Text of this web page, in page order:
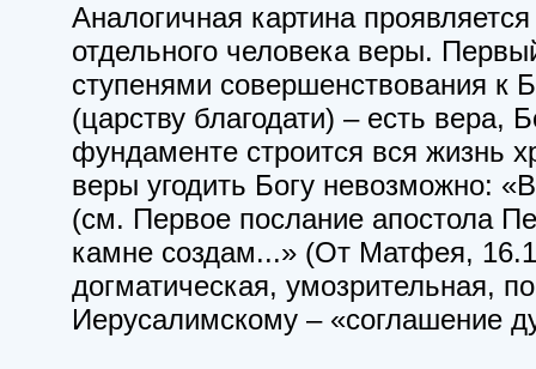
Аналогичная картина
отдельного человека веры.
ступенями совершенствования к
(царству благодати) – есть вера,
фундаменте строится вся жизнь
веры угодить Богу невозможно:
(см. Первое послание апостола
камне создам...» (От Матфея,
догматическая, умозрительная,
Иерусалимскому – «соглашение